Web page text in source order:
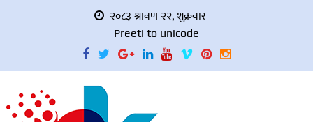
२०८३ श्रावण २२, शुक्रवार
Preeti to unicode